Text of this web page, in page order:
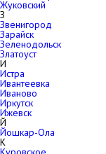
Жуковский
З
Звенигород
Зарайск
Зеленодольск
Златоуст
И
Истра
Ивантеевка
Иваново
Иркутск
Ижевск
Й
Йошкар-Ола
К